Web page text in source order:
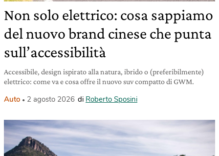
Non solo elettrico: cosa sappiamo
del nuovo brand cinese che punta
sull’accessibilità
Accessibile, design ispirato alla natura, ibrido o (preferibilmente)
elettrico: come va e cosa offre il nuovo suv compatto di GWM.
Auto 2 agosto 2026 di Roberto Sposini